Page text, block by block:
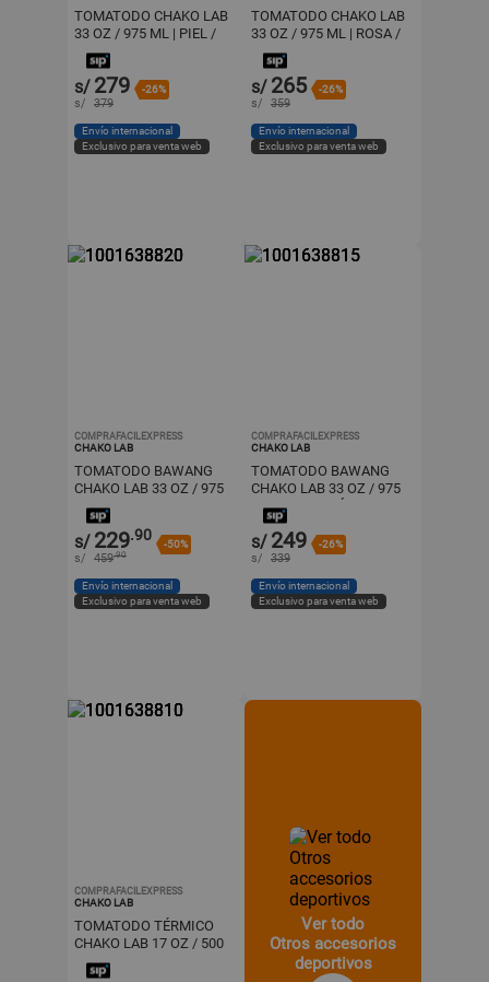
TOMATODO CHAKO LAB
33 OZ / 975 ML | PIEL /
AMARILLO
s/ 279 -26%
s/ 379
Envío internacional
Exclusivo para venta web
TOMATODO CHAKO LAB
33 OZ / 975 ML | ROSA /
VERDE
s/ 265 -26%
s/ 359
Envío internacional
Exclusivo para venta web
COMPRAFACILEXPRESS
CHAKO LAB
TOMATODO BAWANG
CHAKO LAB 33 OZ / 975
ML | ROSA / VERDE
CLARO
s/ 229.90
-50%
s/ 459.90
Envío internacional
Exclusivo para venta web
COMPRAFACILEXPRESS
CHAKO LAB
TOMATODO BAWANG
CHAKO LAB 33 OZ / 975
ML | ROSA / PÚRPURA
s/ 249 -26%
s/ 339
Envío internacional
Exclusivo para venta web
COMPRAFACILEXPRESS
CHAKO LAB
TOMATODO TÉRMICO
CHAKO LAB 17 OZ / 500
ML | ROSA
Ver todo
Otros accesorios
deportivos